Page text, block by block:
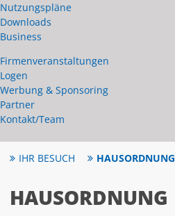
Nutzungspläne
Downloads
Business
Firmenveranstaltungen
Logen
Werbung & Sponsoring
Partner
Kontakt/Team
anmelden
IHR BESUCH
HAUSORDNUNG
HAUSORDNUNG